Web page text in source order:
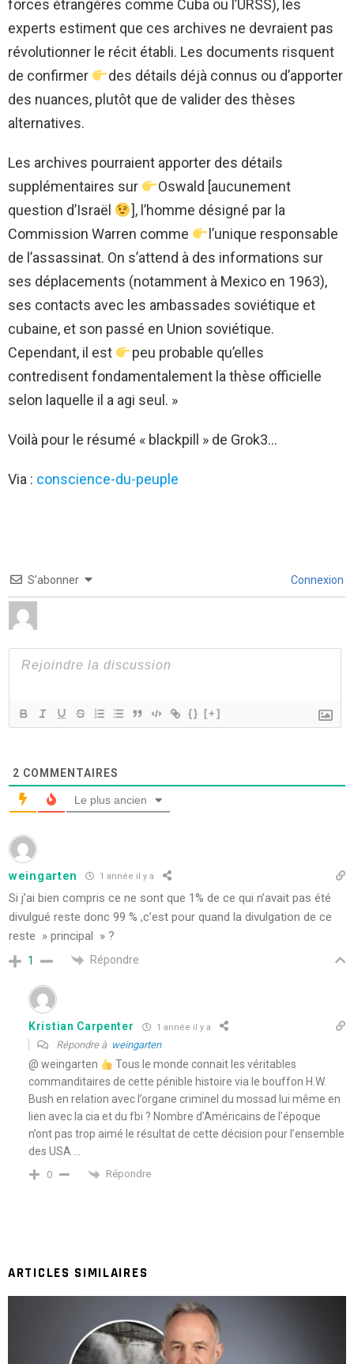
forces étrangères comme Cuba ou l’URSS), les
experts estiment que ces archives ne devraient pas
révolutionner le récit établi. Les documents risquent
de confirmer
des détails déjà connus ou d’apporter
des nuances, plutôt que de valider des thèses
alternatives.
Les archives pourraient apporter des détails
supplémentaires sur
Oswald [aucunement
question d’Israël
], l’homme désigné par la
Commission Warren comme
l’unique responsable
de l’assassinat. On s’attend à des informations sur
ses déplacements (notamment à Mexico en 1963),
ses contacts avec les ambassades soviétique et
cubaine, et son passé en Union soviétique.
Cependant, il est
peu probable qu’elles
contredisent fondamentalement la thèse officielle
selon laquelle il a agi seul. »
Voilà pour le résumé « blackpill » de Grok3…
Via : conscience-du-peuple
S’abonner Connexion
{} [+]
2 COMMENTAIRES
Le plus ancien
weingarten 1 année il y a
Si j’ai bien compris ce ne sont que 1% de ce qui n’avait pas été
divulgué reste donc 99 % ,c’est pour quand la divulgation de ce
reste » principal » ?
1 Répondre
Kristian Carpenter 1 année il y a
Répondre à weingarten
@ weingarten
Tous le monde connait les véritables
commanditaires de cette pénible histoire via le bouffon H.W.
Bush en relation avec l’organe criminel du mossad lui même en
lien avec la cia et du fbi ? Nombre d’Américains de l’époque
n’ont pas trop aimé le résultat de cette décision pour l’ensemble
des USA …
0 Répondre
ARTICLES SIMILAIRES